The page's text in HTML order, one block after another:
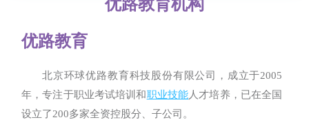
优路教育机构
优路教育
北京环球优路教育科技股份有限公司，成立于2005
年，专注于职业考试培训和职业技能人才培养，已在全国
设立了200多家全资控股分、子公司。